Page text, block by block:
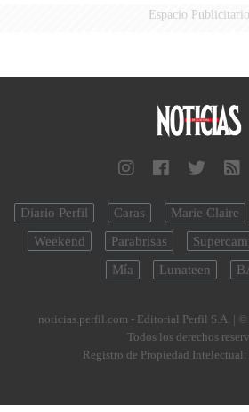
Espacio Publicitario
Diario Perfil Caras Marie Claire
Weekend
Parabrisas
Mía
Lunateen
noticias.perfil.com - Editorial Perfil S.A. | ©
Todos los derechos
Registro de Propiedad